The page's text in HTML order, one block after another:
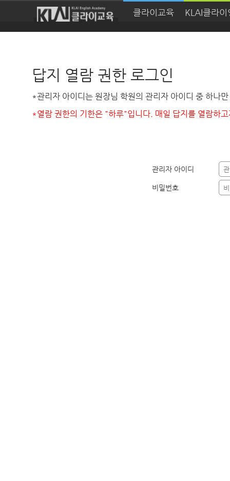
클라이교육 KLAI클라이
답지 열람 권한 로그인
*관리자 아이디는 원장님 학원의 관리자 아이디 중 하나
*열람 권한의 기한은 "하루"입니다. 매일 답지를 열람하
관리자 아이디
비밀번호